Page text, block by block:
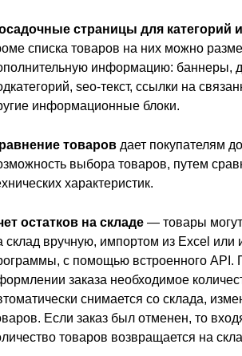
страницы для категорий
списка товаров на них можно
информацию: баннеры,
seo-текст, ссылки на
информационные блоки.
товаров дает покупателям
выбора товаров, путем
характеристик.
остатков на складе — товары
склад вручную, импортом из Excel или
с помощью встроенного API.
заказа необходимое
снимается со склада,
Если заказ был отменен, то
товаров возвращается на